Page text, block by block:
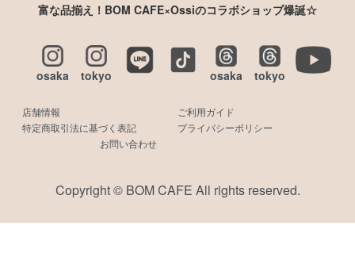
富な品揃え！BOM CAFE×Ossiのコラボショップ爆誕☆
osaka tokyo osaka tokyo
店舗情報
ご利用ガイド
特定商取引法に基づく表記
プライバシーポリシー
お問い合わせ
Copyright © BOM CAFE All rights reserved.